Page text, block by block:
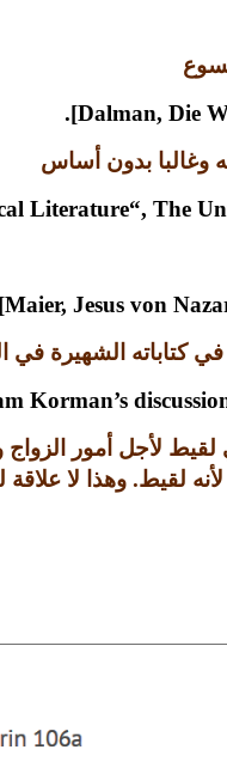
وغالبا بدون أساس
كتاباته الشهيرة في
Korman’s
لأجل أمور
لقيط. وهذا لا